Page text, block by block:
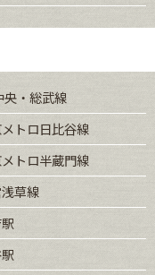
央・総武線
トロ日比谷線
トロ半蔵門線
草線